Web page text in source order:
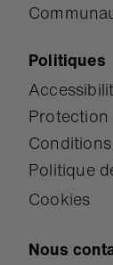
Politiques
Protection
Politique
Cookies
Nous